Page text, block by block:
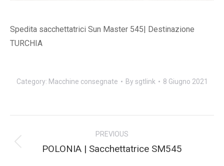
Spedita sacchettatrici Sun Master 545| Destinazione
TURCHIA
Category: Macchine consegnate By sgtlink 8 Giugno 2021
navigation
PREVIOUS
Previous
POLONIA | Sacchettatrice SM545